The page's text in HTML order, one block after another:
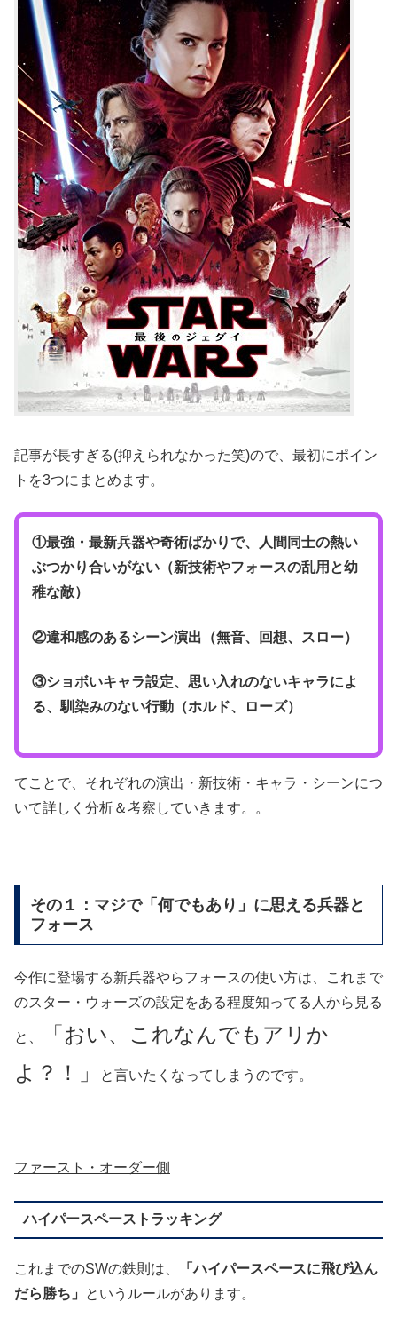
記事が長すぎる(抑えられなかった笑)ので、最初にポイン
トを3つにまとめます。
①最強・最新兵器や奇術ばかりで、人間同士の熱い
ぶつかり合いがない（新技術やフォースの乱用と幼
稚な敵）
②違和感のあるシーン演出（無音、回想、スロー）
③ショボいキャラ設定、思い入れのないキャラによ
る、馴染みのない行動（ホルド、ローズ）
てことで、それぞれの演出・新技術・キャラ・シーンにつ
いて詳しく分析＆考察していきます。。
その１：マジで「何でもあり」に思える兵器と
フォース
今作に登場する新兵器やらフォースの使い方は、これまで
のスター・ウォーズの設定をある程度知ってる人から見る
と、
「おい、これなんでもアリか
よ？！」
と言いたくなってしまうのです。
ファースト・オーダー側
ハイパースペーストラッキング
これまでのSWの鉄則は、
「ハイパースペースに飛び込ん
だら勝ち」
というルールがあります。